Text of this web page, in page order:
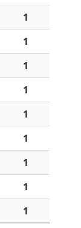
1
1
1
1
1
1
1
1
1